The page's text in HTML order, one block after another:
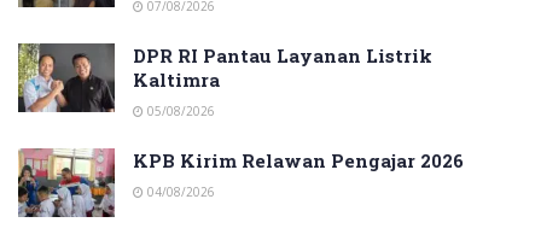
07/08/2026
DPR RI Pantau Layanan Listrik
Kaltimra
05/08/2026
KPB Kirim Relawan Pengajar 2026
04/08/2026